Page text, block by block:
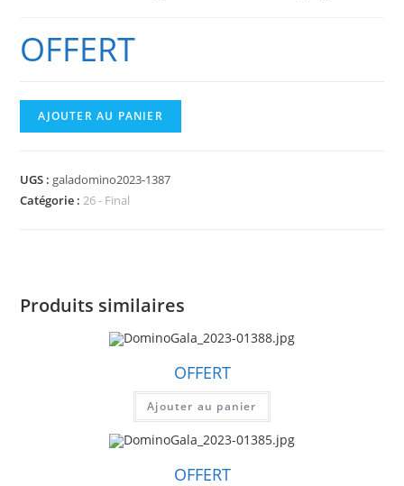
OFFERT
quantité
de
01387.jpg
AJOUTER AU PANIER
UGS : galadomino2023-1387
Catégorie :26 - Final
Produits similaires
OFFERT
Ajouter au panier
OFFERT